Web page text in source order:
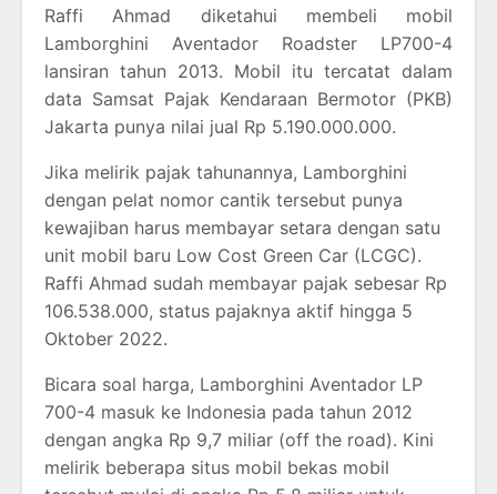
Raffi Ahmad diketahui membeli mobil
Lamborghini Aventador Roadster LP700-4
lansiran tahun 2013. Mobil itu tercatat dalam
data Samsat Pajak Kendaraan Bermotor (PKB)
Jakarta punya nilai jual Rp 5.190.000.000.
Jika melirik pajak tahunannya, Lamborghini
dengan pelat nomor cantik tersebut punya
kewajiban harus membayar setara dengan satu
unit mobil baru Low Cost Green Car (LCGC).
Raffi Ahmad sudah membayar pajak sebesar Rp
106.538.000, status pajaknya aktif hingga 5
Oktober 2022.
Bicara soal harga, Lamborghini Aventador LP
700-4 masuk ke Indonesia pada tahun 2012
dengan angka Rp 9,7 miliar (off the road). Kini
melirik beberapa situs mobil bekas mobil